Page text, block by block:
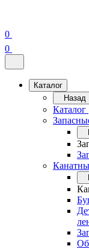
0
0
Каталог
Назад
Каталог